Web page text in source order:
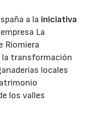
a la iniciativa
La
Riomiera
la transformación
locales
los valles